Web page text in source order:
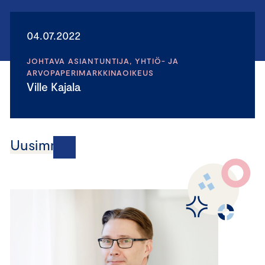
04.07.2022
JOHTAVA ASIANTUNTIJA, YHTIÖ- JA
ARVOPAPERIMARKKINAOIKEUS
Ville Kajala
Uusimmat